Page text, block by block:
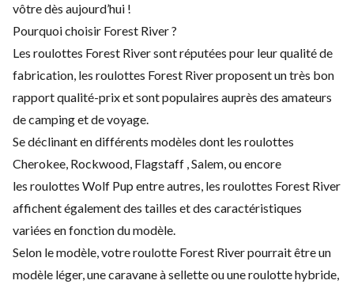
vôtre dès aujourd’hui !
Pourquoi choisir Forest River ?
Les roulottes Forest River sont réputées pour leur qualité de
fabrication, les roulottes Forest River proposent un très bon
rapport qualité-prix et sont populaires auprès des amateurs
de camping et de voyage.
Se déclinant en différents modèles dont les roulottes
Cherokee, Rockwood, Flagstaff , Salem, ou encore
les roulottes Wolf Pup entre autres, les roulottes Forest River
affichent également des tailles et des caractéristiques
variées en fonction du modèle.
Selon le modèle, votre roulotte Forest River pourrait être un
modèle léger, une caravane à sellette ou une roulotte hybride,